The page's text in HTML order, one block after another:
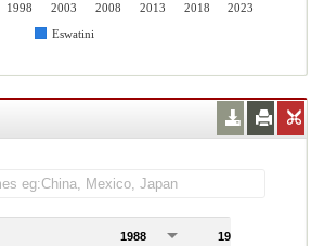
1998 2003 2008 2013 2018
2023
Eswatini
1988 1989